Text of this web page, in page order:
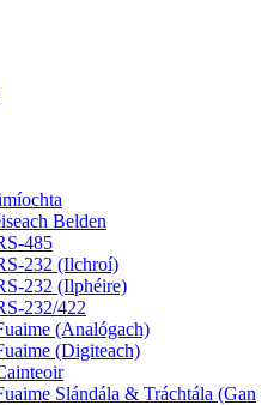
Belden
485
232 (Ilchroí)
232 (Ilphéire)
232/422
(Analógach)
(Digiteach)
Slándála & Tráchtála (Gan